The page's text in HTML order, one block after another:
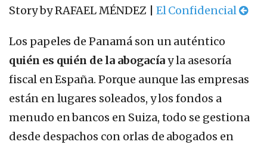
Story by RAFAEL MÉNDEZ | El Confidencial
Los papeles de Panamá son un auténtico
quién es quién de la abogacíay la asesoría
fiscal en España. Porque aunque las empresas
están en lugares soleados, y los fondos a
menudo en bancos en Suiza, todo se gestiona
desde despachos con orlas de abogados en